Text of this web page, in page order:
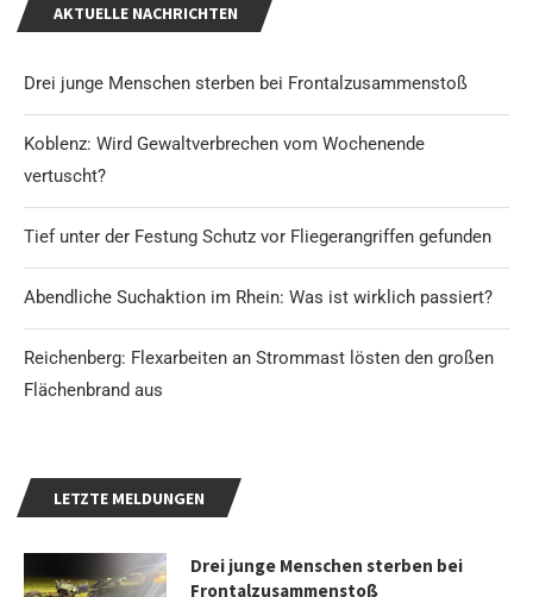
AKTUELLE NACHRICHTEN
Drei junge Menschen sterben bei Frontalzusammenstoß
Koblenz: Wird Gewaltverbrechen vom Wochenende
vertuscht?
Tief unter der Festung Schutz vor Fliegerangriffen gefunden
Abendliche Suchaktion im Rhein: Was ist wirklich passiert?
Reichenberg: Flexarbeiten an Strommast lösten den großen
Flächenbrand aus
LETZTE MELDUNGEN
Drei junge Menschen sterben bei
Frontalzusammenstoß